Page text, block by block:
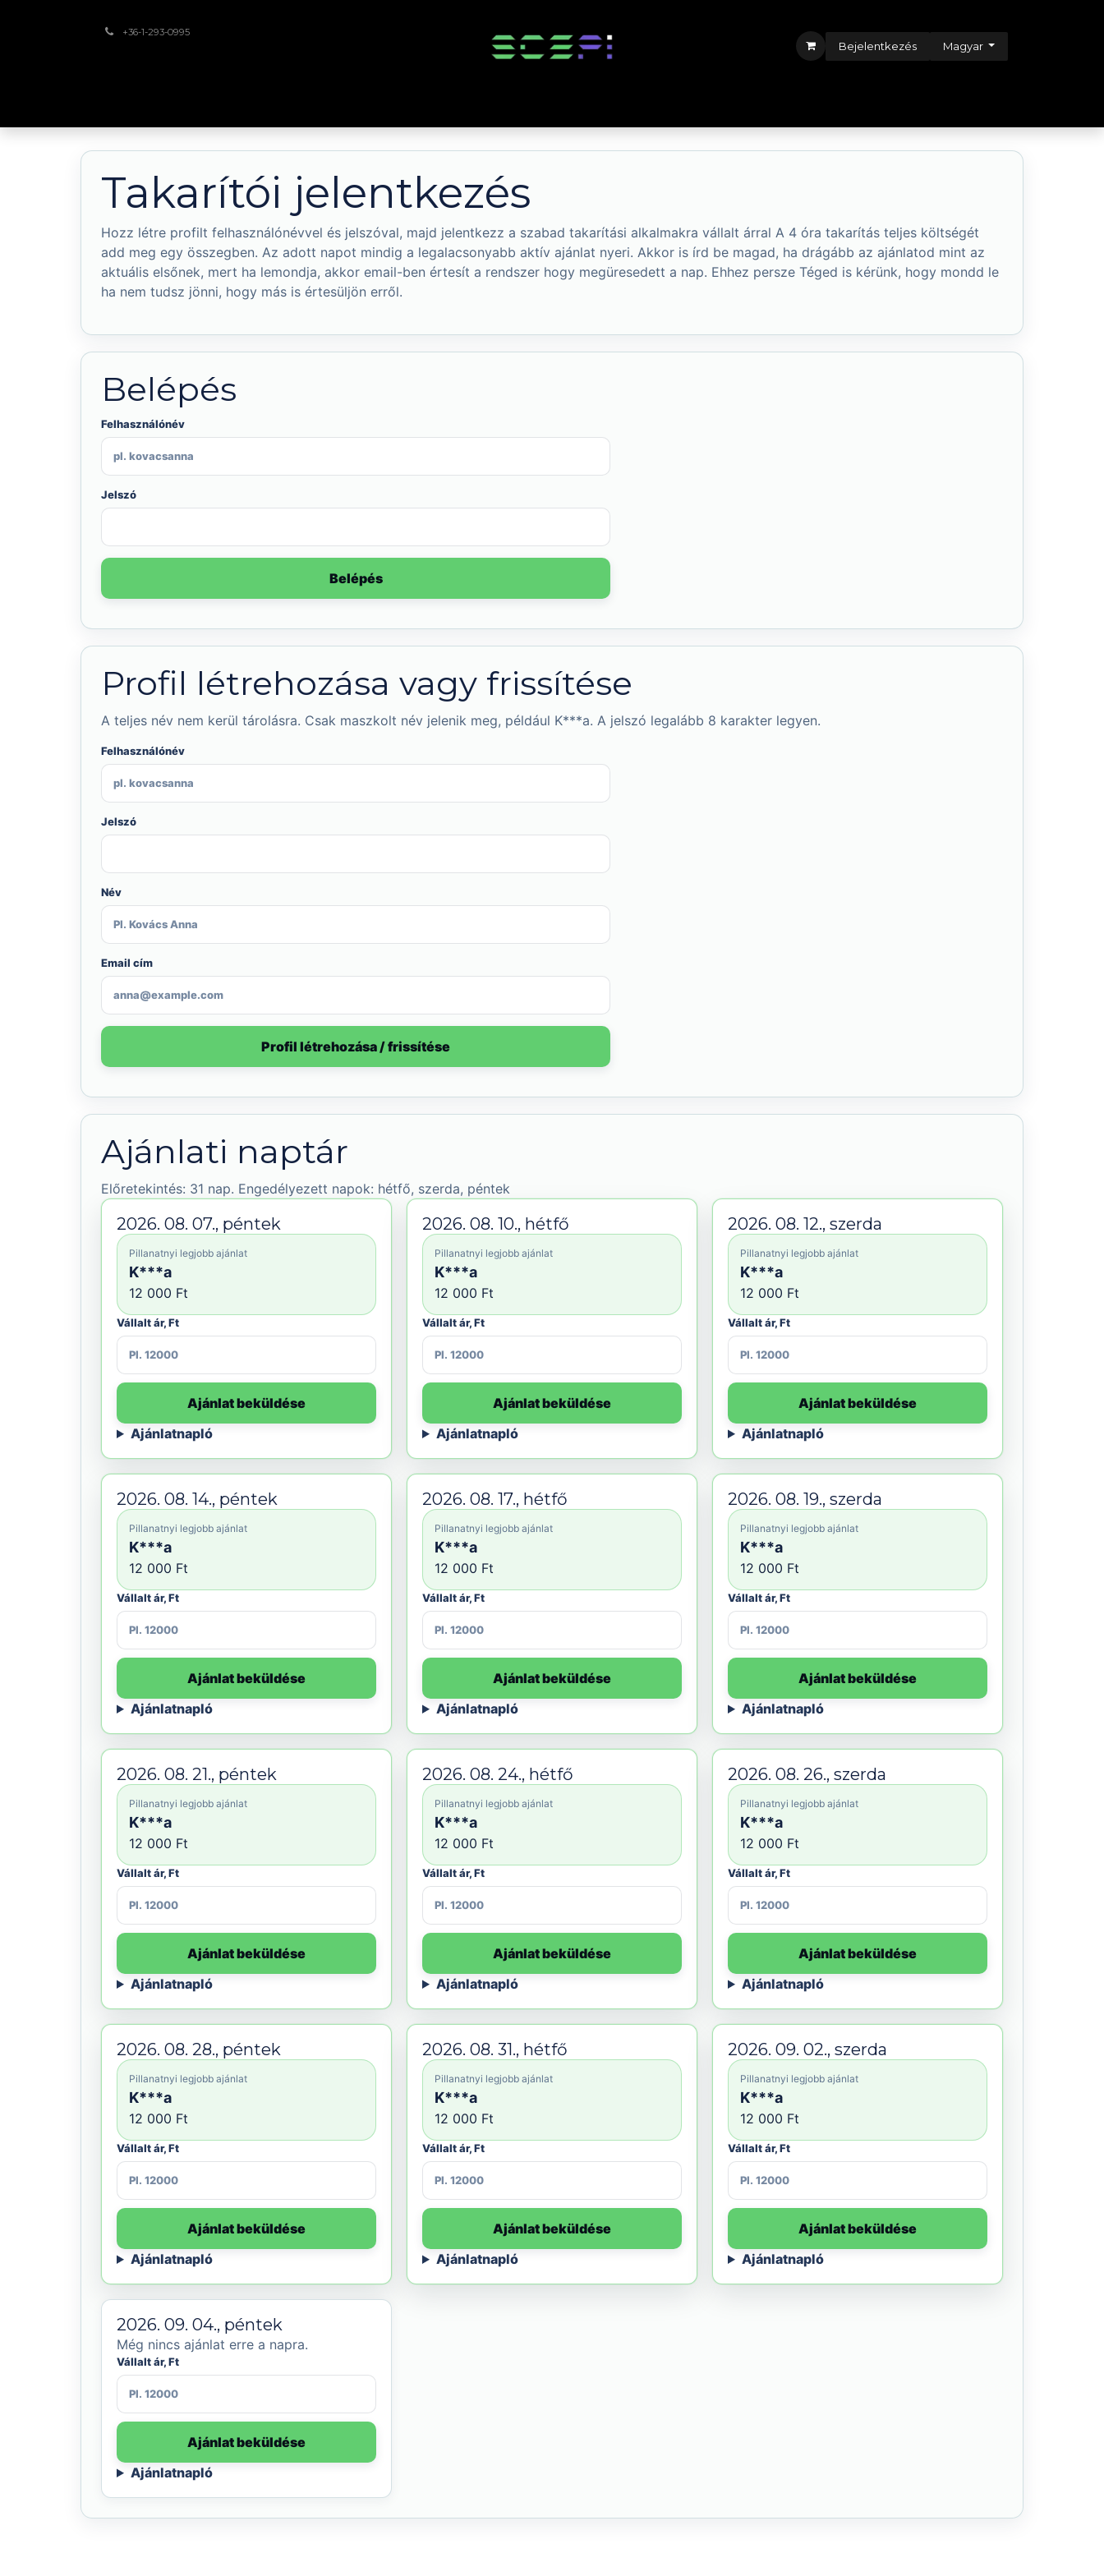
+36-1-293-0995
Bejelentkezés Magyar
Takarítói jelentkezés
Hozz létre profilt felhasználónévvel és jelszóval, majd jelentkezz a szabad takarítási alkalmakra vállalt árral A 4 óra takarítás teljes költségét
add meg egy összegben. Az adott napot mindig a legalacsonyabb aktív ajánlat nyeri. Akkor is írd be magad, ha drágább az ajánlatod mint az
aktuális elsőnek, mert ha lemondja, akkor email-ben értesít a rendszer hogy megüresedett a nap. Ehhez persze Téged is kérünk, hogy mondd le
ha nem tudsz jönni, hogy más is értesüljön erről.
Belépés
Felhasználónév
Jelszó
Belépés
Profil létrehozása vagy frissítése
A teljes név nem kerül tárolásra. Csak maszkolt név jelenik meg, például K***a. A jelszó legalább 8 karakter legyen.
Felhasználónév
Jelszó
Név
Email cím
Profil létrehozása / frissítése
Ajánlati naptár
Előretekintés: 31 nap. Engedélyezett napok: hétfő, szerda, péntek
2026. 08. 07., péntek
Pillanatnyi legjobb ajánlat
K***a
12 000 Ft
Vállalt ár, Ft
Ajánlat beküldése
Ajánlatnapló
2026. 08. 10., hétfő
Pillanatnyi legjobb ajánlat
K***a
12 000 Ft
Vállalt ár, Ft
Ajánlat beküldése
Ajánlatnapló
2026. 08. 12., szerda
Pillanatnyi legjobb ajánlat
K***a
12 000 Ft
Vállalt ár, Ft
Ajánlat beküldése
Ajánlatnapló
2026. 08. 14., péntek
Pillanatnyi legjobb ajánlat
K***a
12 000 Ft
Vállalt ár, Ft
Ajánlat beküldése
Ajánlatnapló
2026. 08. 17., hétfő
Pillanatnyi legjobb ajánlat
K***a
12 000 Ft
Vállalt ár, Ft
Ajánlat beküldése
Ajánlatnapló
2026. 08. 19., szerda
Pillanatnyi legjobb ajánlat
K***a
12 000 Ft
Vállalt ár, Ft
Ajánlat beküldése
Ajánlatnapló
2026. 08. 21., péntek
Pillanatnyi legjobb ajánlat
K***a
12 000 Ft
Vállalt ár, Ft
Ajánlat beküldése
Ajánlatnapló
2026. 08. 24., hétfő
Pillanatnyi legjobb ajánlat
K***a
12 000 Ft
Vállalt ár, Ft
Ajánlat beküldése
Ajánlatnapló
2026. 08. 26., szerda
Pillanatnyi legjobb ajánlat
K***a
12 000 Ft
Vállalt ár, Ft
Ajánlat beküldése
Ajánlatnapló
2026. 08. 28., péntek
Pillanatnyi legjobb ajánlat
K***a
12 000 Ft
Vállalt ár, Ft
Ajánlat beküldése
Ajánlatnapló
2026. 08. 31., hétfő
Pillanatnyi legjobb ajánlat
K***a
12 000 Ft
Vállalt ár, Ft
Ajánlat beküldése
Ajánlatnapló
2026. 09. 02., szerda
Pillanatnyi legjobb ajánlat
K***a
12 000 Ft
Vállalt ár, Ft
Ajánlat beküldése
Ajánlatnapló
2026. 09. 04., péntek
Még nincs ajánlat erre a napra.
Vállalt ár, Ft
Ajánlat beküldése
Ajánlatnapló